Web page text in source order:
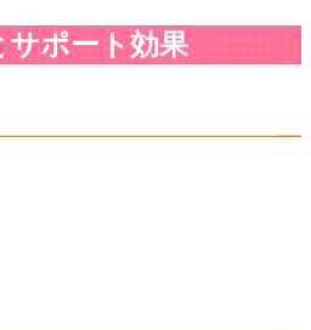
サポート効果